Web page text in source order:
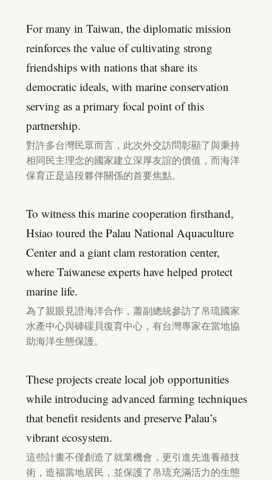
For many in Taiwan, the diplomatic mission
reinforces the value of cultivating strong
friendships with nations that share its
democratic ideals, with marine conservation
serving as a primary focal point of this
partnership.
對許多台灣民眾而言，此次外交訪問彰顯了與秉持
相同民主理念的國家建立深厚友誼的價值，而海洋
保育正是這段夥伴關係的首要焦點。
To witness this marine cooperation firsthand,
Hsiao toured the Palau National Aquaculture
Center and a giant clam restoration center,
where Taiwanese experts have helped protect
marine life.
為了親眼見證海洋合作，蕭副總統參訪了帛琉國家
水產中心與硨磲貝復育中心，有台灣專家在當地協
助海洋生態保護。
These projects create local job opportunities
while introducing advanced farming techniques
that benefit residents and preserve Palau’s
vibrant ecosystem.
這些計畫不僅創造了就業機會，更引進先進養殖技
術，造福當地居民，並保護了帛琉充滿活力的生態